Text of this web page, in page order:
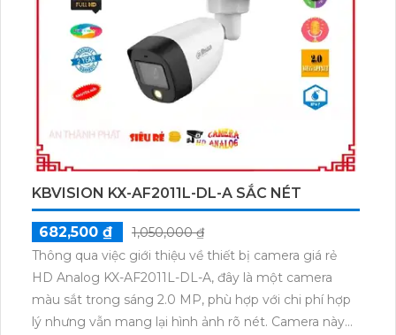
mở rộng khả năng giám sát vào ban đêm. Chất
lượng màu sắc của hình ảnh ban đêm cũng được
đảm bảo, mang lại trải nghiệm giám sát tốt mọi lúc.
KBVISION KX-AF2011L-DL-A SẮC NÉT
682,500 ₫
1,050,000 ₫
Thông qua việc giới thiệu về thiết bị camera giá rẻ
HD Analog KX-AF2011L-DL-A, đây là một camera
màu sắt trong sáng 2.0 MP, phù hợp với chi phí hợp
lý nhưng vẫn mang lại hình ảnh rõ nét. Camera này